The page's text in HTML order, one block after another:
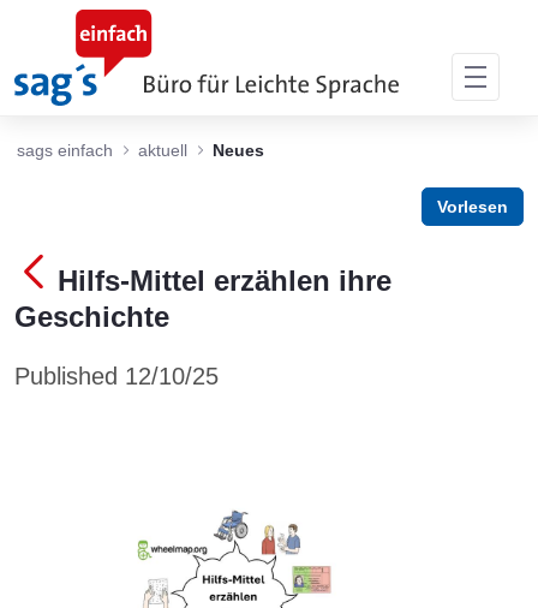
Skip to Main Content
sags einfach aktuell Neues
Vorlesen
Hilfs-Mittel erzählen ihre
Geschichte
Published 12/10/25